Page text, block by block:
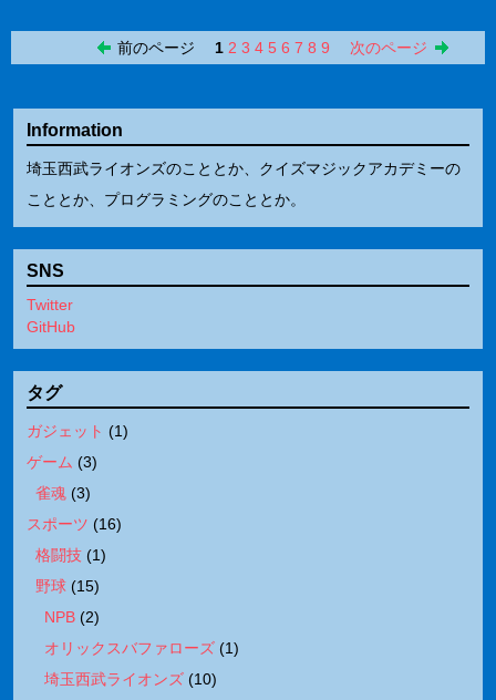
前のページ 1 2 3 4 5 6 7 8 9 次のページ
Information
埼玉西武ライオンズのこととか、クイズマジックアカデミーの
こととか、プログラミングのこととか。
SNS
Twitter
GitHub
タグ
ガジェット (1)
ゲーム (3)
雀魂 (3)
スポーツ (16)
格闘技 (1)
野球 (15)
NPB (2)
オリックスバファローズ (1)
埼玉西武ライオンズ (10)